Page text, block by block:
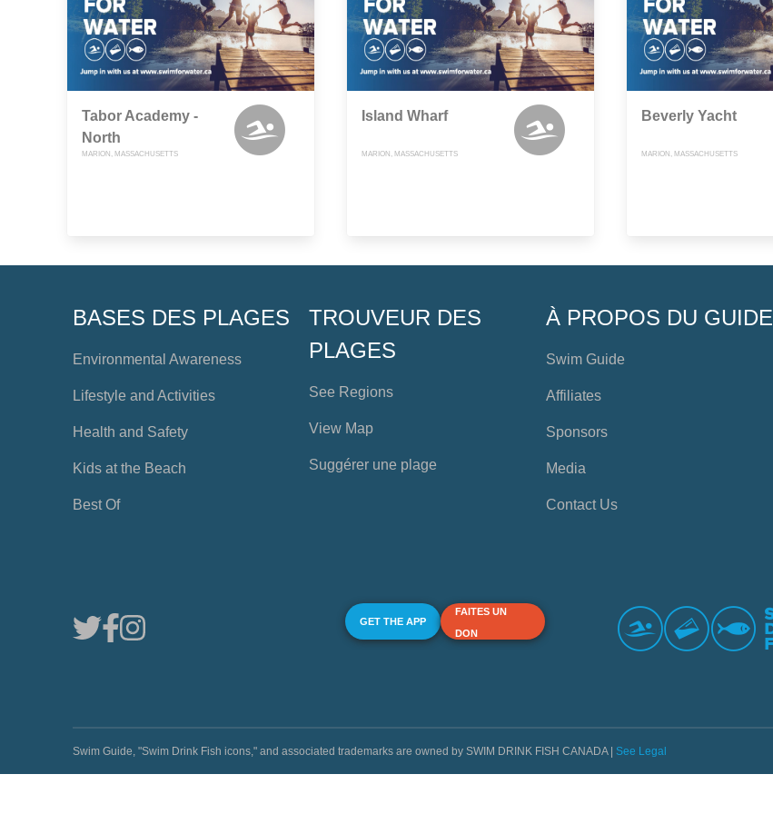
Tabor Academy -
North
MARION, MASSACHUSETTS
Island Wharf
MARION, MASSACHUSETTS
Beverly Yacht
MARION, MASSACHUSETTS
BASES DES PLAGES
Environmental Awareness
Lifestyle and Activities
Health and Safety
Kids at the Beach
Best Of
TROUVEUR DES
PLAGES
See Regions
View Map
Suggérer une plage
À PROPOS DU GUIDE
Swim Guide
Affiliates
Sponsors
Media
Contact Us
GET THE APP
FAITES UN
DON
Swim Guide, "Swim Drink Fish icons," and associated trademarks are owned by SWIM DRINK FISH CANADA | See Legal